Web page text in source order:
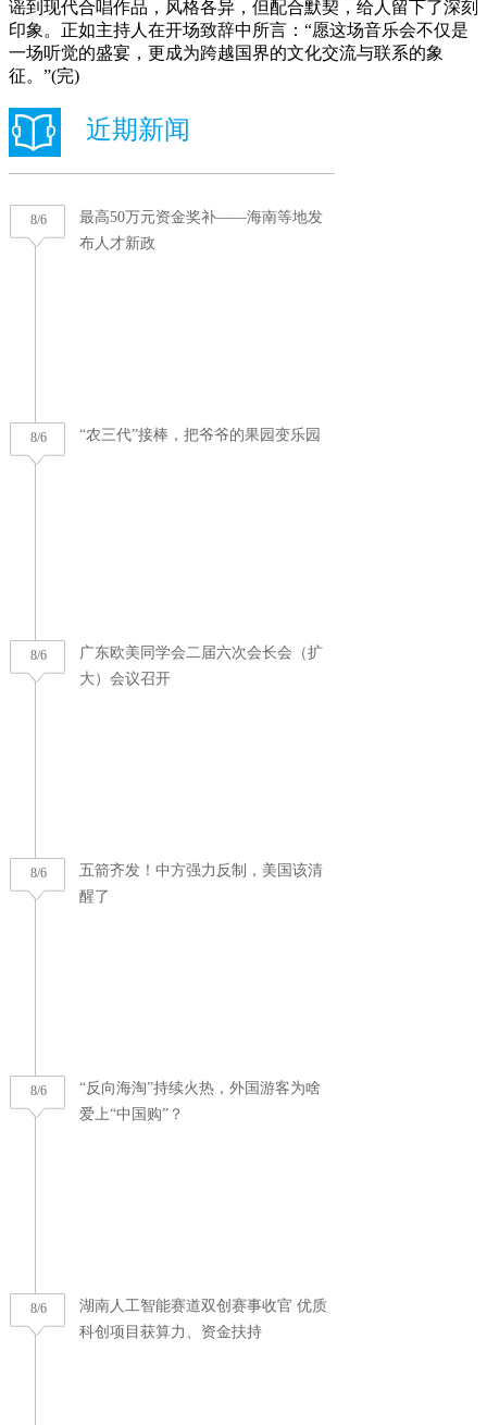
谣到现代合唱作品，风格各异，但配合默契，给人留下了深刻
印象。正如主持人在开场致辞中所言：“愿这场音乐会不仅是
一场听觉的盛宴，更成为跨越国界的文化交流与联系的象
征。”(完)